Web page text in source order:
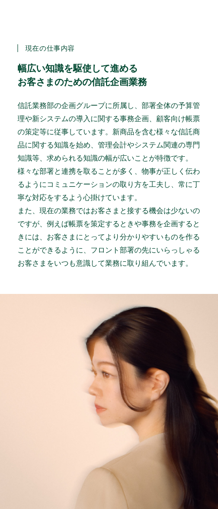
現在の仕事内容
幅広い知識を駆使して進める
お客さまのための信託企画業務
信託業務部の企画グループに所属し、部署全体の予算管
理や新システムの導入に関する事務企画、顧客向け帳票
の策定等に従事しています。新商品を含む様々な信託商
品に関する知識を始め、管理会計やシステム関連の専門
知識等、求められる知識の幅が広いことが特徴です。
様々な部署と連携を取ることが多く、物事が正しく伝わ
るようにコミュニケーションの取り方を工夫し、常に丁
寧な対応をするよう心掛けています。
また、現在の業務ではお客さまと接する機会は少ないの
ですが、例えば帳票を策定するときや事務を企画すると
きには、お客さまにとってより分かりやすいものを作る
ことができるように、フロント部署の先にいらっしゃる
お客さまをいつも意識して業務に取り組んでいます。